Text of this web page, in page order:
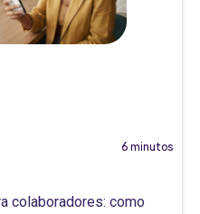
6 minutos
colaboradores: como